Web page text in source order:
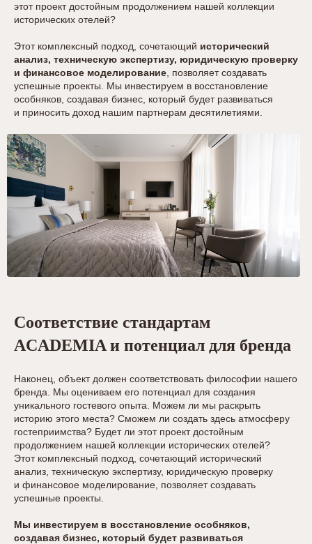
этот проект достойным продолжением нашей коллекции
исторических отелей?
Этот комплексный подход, сочетающий исторический
анализ, техническую экспертизу, юридическую проверку
и финансовое моделирование , позволяет создавать
успешные проекты. Мы инвестируем в восстановление
особняков, создавая бизнес, который будет развиваться
и приносить доход нашим партнерам десятилетиями.
Соответствие стандартам
ACADEMIA и потенциал для бренда
Наконец, объект должен соответствовать философии нашего
бренда. Мы оцениваем его потенциал для создания
уникального гостевого опыта. Можем ли мы раскрыть
историю этого места? Сможем ли создать здесь атмосферу
гостеприимства? Будет ли этот проект достойным
продолжением нашей коллекции исторических отелей?
Этот комплексный подход, сочетающий исторический
анализ, техническую экспертизу, юридическую проверку
и финансовое моделирование, позволяет создавать
успешные проекты.
Мы инвестируем в восстановление особняков,
создавая бизнес, который будет развиваться